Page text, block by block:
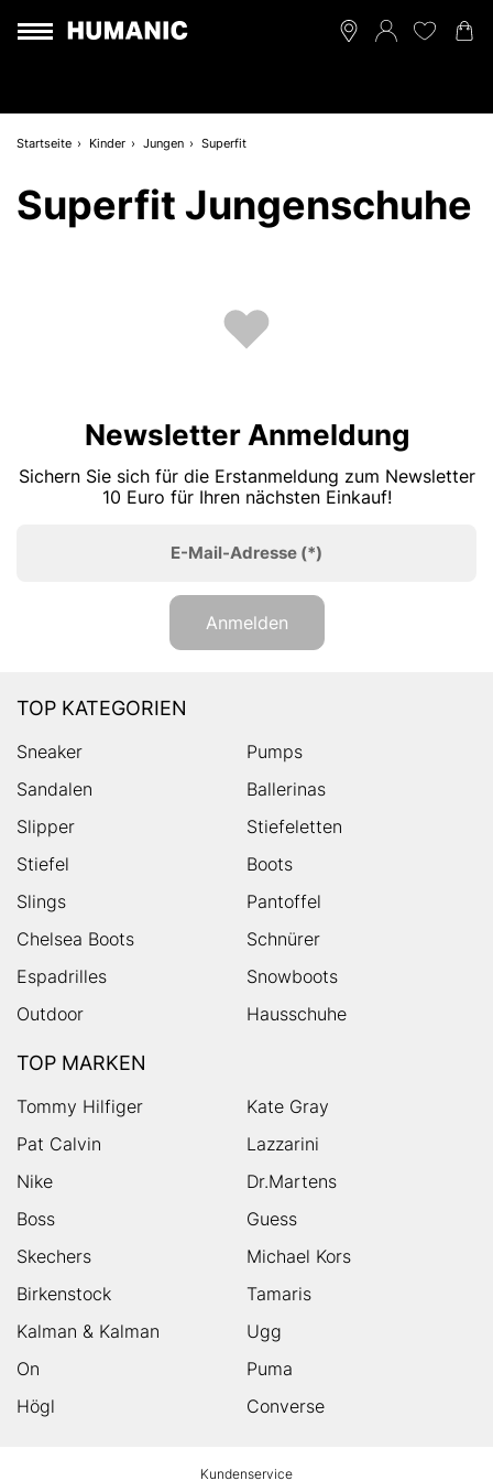
Startseite Kinder Jungen Superfit
Superfit Jungenschuhe
Newsletter Anmeldung
Sichern Sie sich für die Erstanmeldung zum Newsletter
10 Euro für Ihren nächsten Einkauf!
E-Mail-Adresse (*)
Anmelden
TOP KATEGORIEN
Sneaker
Pumps
Sandalen
Ballerinas
Slipper
Stiefeletten
Stiefel
Boots
Slings
Pantoffel
Chelsea Boots
Schnürer
Espadrilles
Snowboots
Outdoor
Hausschuhe
TOP MARKEN
Tommy Hilfiger
Kate Gray
Pat Calvin
Lazzarini
Nike
Dr.Martens
Boss
Guess
Skechers
Michael Kors
Birkenstock
Tamaris
Kalman & Kalman
Ugg
On
Puma
Högl
Converse
Kundenservice